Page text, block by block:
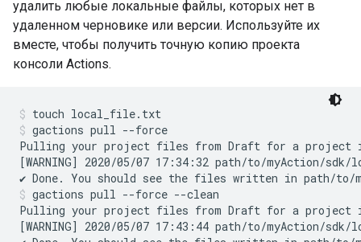
удалить любые локальные файлы, которых нет в
удаленном черновике или версии. Используйте их
вместе, чтобы получить точную копию проекта
консоли Actions.
touch local_file.txt
gactions pull --force
Pulling your project files from Draft for a project
[WARNING] 2020/05/07 17:34:32 path/to/
gactions pull --force --clean
Pulling your project files from Draft for a project
[WARNING] 2020/05/07 17:43:44 path/to/